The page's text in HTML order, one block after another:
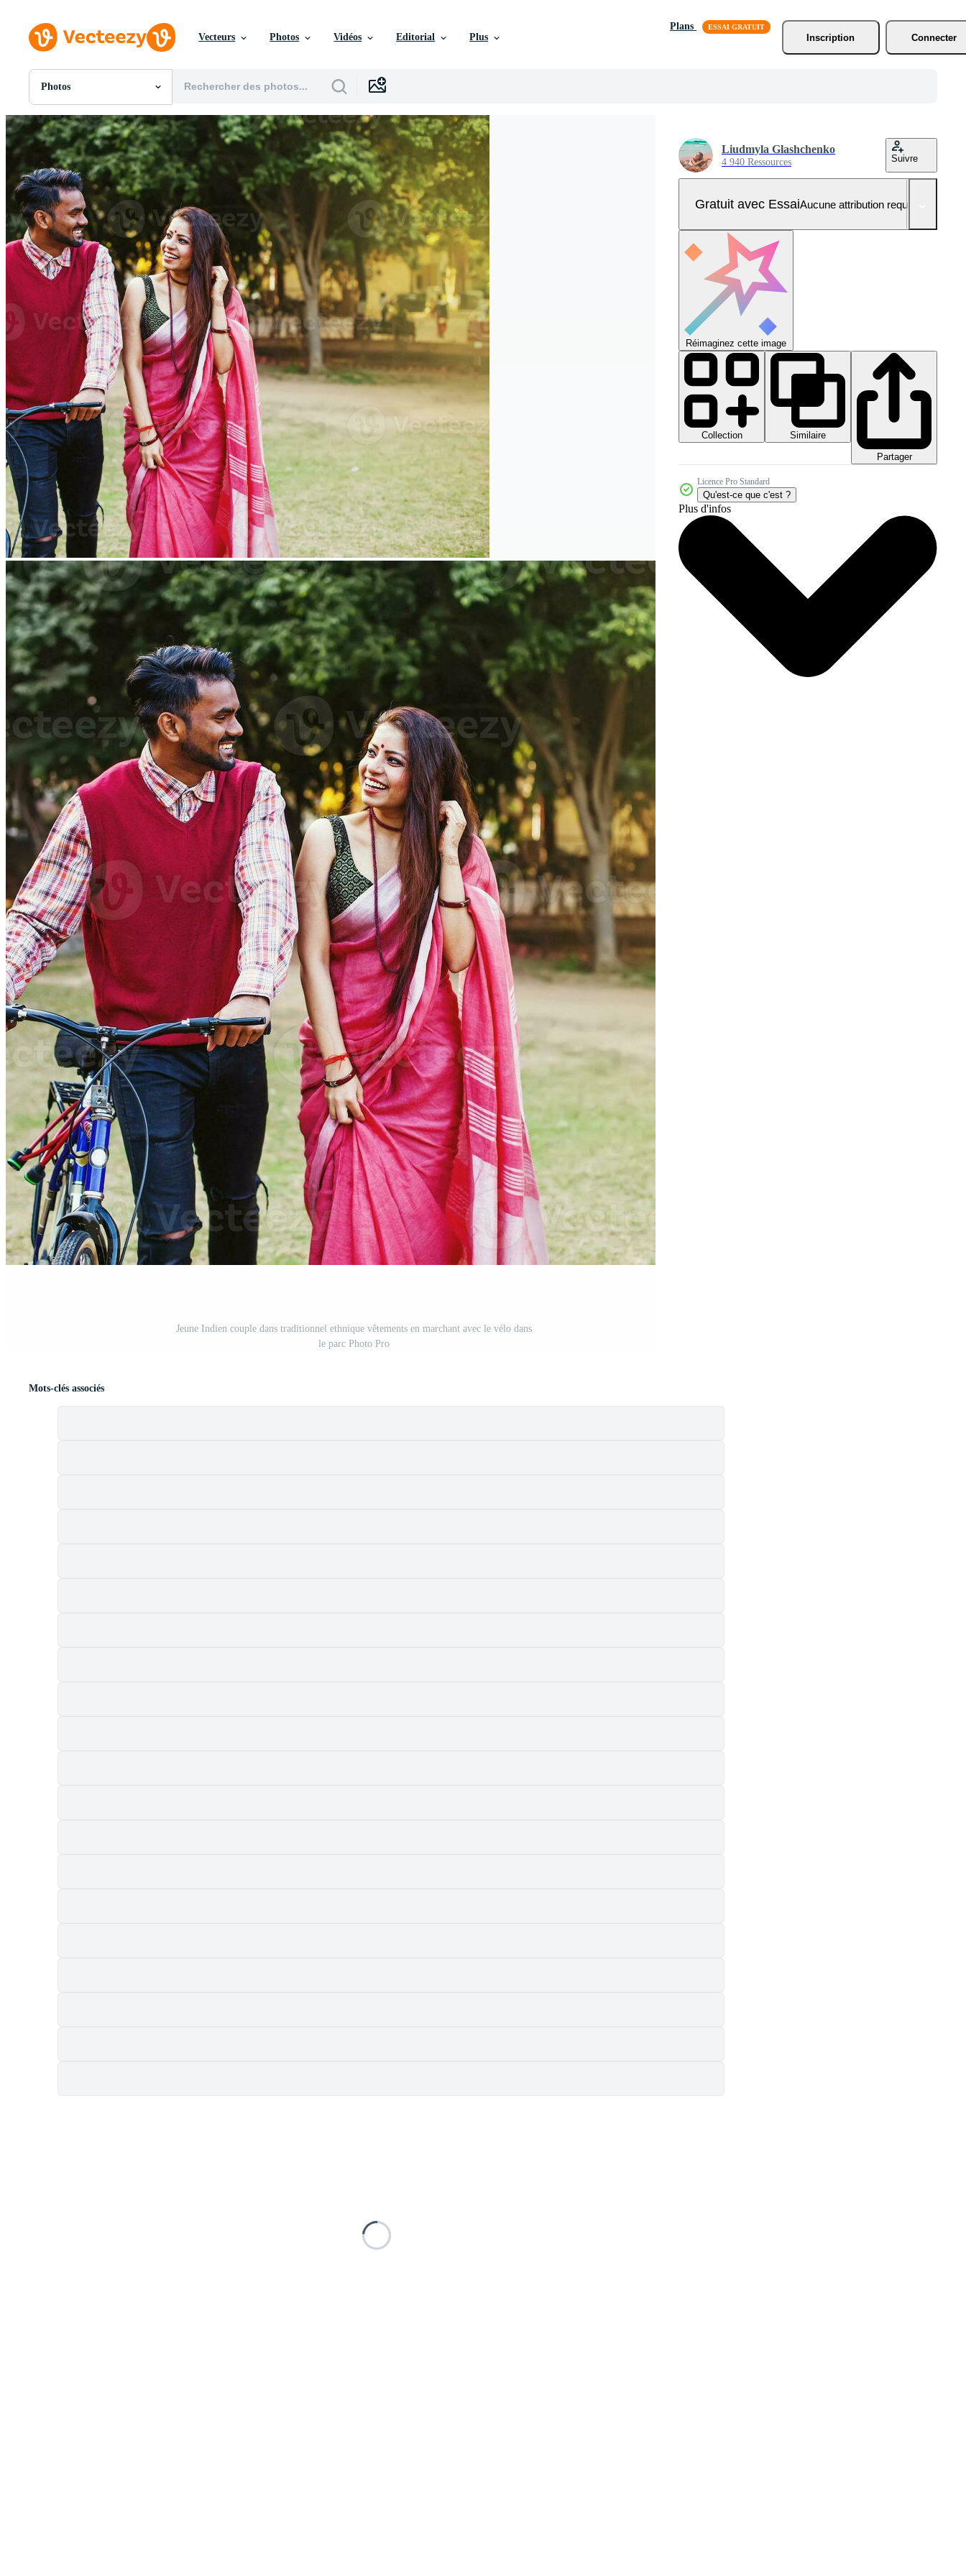
Vecteurs Photos Vidéos Editorial Plus
Plans
Inscription
Connecter
Photos
Toutes Images
Photos
PNGs
PSDs
SVGs
Modèles
Vecteurs
Vidéos
Motion graphics
Images Éditoriales
Événements Éditoriaux
Jeune Indien couple dans traditionnel ethnique vêtements en marchant avec le vélo dans
le parc Photo Pro
Liudmyla Glashchenko
4 940 Ressources Suivre
Gratuit avec EssaiAucune attribution requise
Réimaginez cette image
Collection
Similaire
Partager
Licence Pro Standard
Qu'est-ce que c'est ?
Plus d'infos
Mots-clés associés